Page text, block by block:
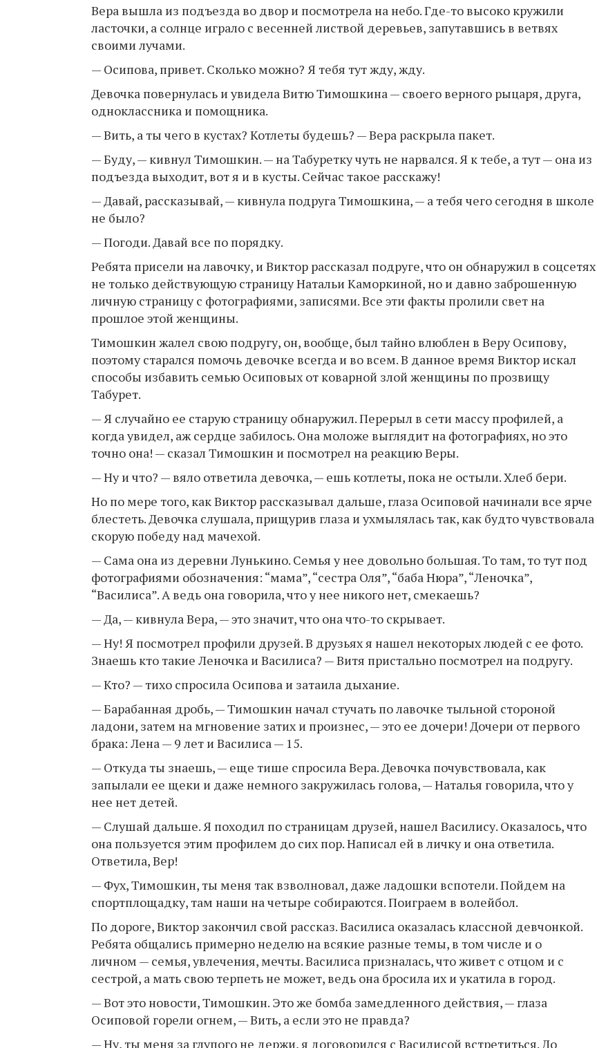
Вера вышла из подъезда во двор и посмотрела на небо. Где-то высоко кружили
ласточки, а солнце играло с весенней листвой деревьев, запутавшись в ветвях
своими лучами.
— Осипова, привет. Сколько можно? Я тебя тут жду, жду.
Девочка повернулась и увидела Витю Тимошкина — своего верного рыцаря, друга,
одноклассника и помощника.
— Вить, а ты чего в кустах? Котлеты будешь? — Вера раскрыла пакет.
— Буду, — кивнул Тимошкин. — на Табуретку чуть не нарвался. Я к тебе, а тут — она из
подъезда выходит, вот я и в кусты. Сейчас такое расскажу!
— Давай, рассказывай, — кивнула подруга Тимошкина, — а тебя чего сегодня в школе
не было?
— Погоди. Давай все по порядку.
Ребята присели на лавочку, и Виктор рассказал подруге, что он обнаружил в соцсетях
не только действующую страницу Натальи Каморкиной, но и давно заброшенную
личную страницу с фотографиями, записями. Все эти факты пролили свет на
прошлое этой женщины.
Тимошкин жалел свою подругу, он, вообще, был тайно влюблен в Веру Осипову,
поэтому старался помочь девочке всегда и во всем. В данное время Виктор искал
способы избавить семью Осиповых от коварной злой женщины по прозвищу
Табурет.
— Я случайно ее старую страницу обнаружил. Перерыл в сети массу профилей, а
когда увидел, аж сердце забилось. Она моложе выглядит на фотографиях, но это
точно она! — сказал Тимошкин и посмотрел на реакцию Веры.
— Ну и что? — вяло ответила девочка, — ешь котлеты, пока не остыли. Хлеб бери.
Но по мере того, как Виктор рассказывал дальше, глаза Осиповой начинали все ярче
блестеть. Девочка слушала, прищурив глаза и ухмылялась так, как будто чувствовала
скорую победу над мачехой.
— Сама она из деревни Лунькино. Семья у нее довольно большая. То там, то тут под
фотографиями обозначения: “мама”, “сестра Оля”, “баба Нюра”, “Леночка”,
“Василиса”. А ведь она говорила, что у нее никого нет, смекаешь?
— Да, — кивнула Вера, — это значит, что она что-то скрывает.
— Ну! Я посмотрел профили друзей. В друзьях я нашел некоторых людей с ее фото.
Знаешь кто такие Леночка и Василиса? — Витя пристально посмотрел на подругу.
— Кто? — тихо спросила Осипова и затаила дыхание.
— Барабанная дробь, — Тимошкин начал стучать по лавочке тыльной стороной
ладони, затем на мгновение затих и произнес, — это ее дочери! Дочери от первого
брака: Лена — 9 лет и Василиса — 15.
— Откуда ты знаешь, — еще тише спросила Вера. Девочка почувствовала, как
запылали ее щеки и даже немного закружилась голова, — Наталья говорила, что у
нее нет детей.
— Слушай дальше. Я походил по страницам друзей, нашел Василису. Оказалось, что
она пользуется этим профилем до сих пор. Написал ей в личку и она ответила.
Ответила, Вер!
— Фух, Тимошкин, ты меня так взволновал, даже ладошки вспотели. Пойдем на
спортплощадку, там наши на четыре собираются. Поиграем в волейбол.
По дороге, Виктор закончил свой рассказ. Василиса оказалась классной девчонкой.
Ребята общались примерно неделю на всякие разные темы, в том числе и о
личном — семья, увлечения, мечты. Василиса призналась, что живет с отцом и с
сестрой, а мать свою терпеть не может, ведь она бросила их и укатила в город.
— Вот это новости, Тимошкин. Это же бомба замедленного действия, — глаза
Осиповой горели огнем, — Вить, а если это не правда?
— Ну, ты меня за глупого не держи, я договорился с Василисой встретиться. До